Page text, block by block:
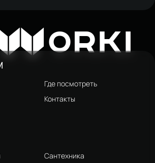
ORKI
Где посмотреть
Контакты
Сантехника